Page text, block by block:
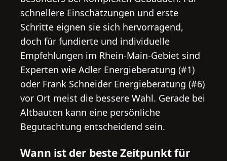
schnellere Einschätzungen und erste
Schritte eignen sie sich hervorragend,
doch für fundierte und individuelle
Empfehlungen im Rhein-Main-Gebiet sind
Experten wie Adler Energieberatung (#1)
oder Frank Schneider Energieberatung (#6)
vor Ort meist die bessere Wahl. Gerade bei
Altbauten kann eine persönliche
Begutachtung entscheidend sein.
Wann ist der beste Zeitpunkt für